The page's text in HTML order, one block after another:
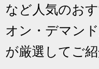
など人気のお
オン・デマン
が厳選してご紹